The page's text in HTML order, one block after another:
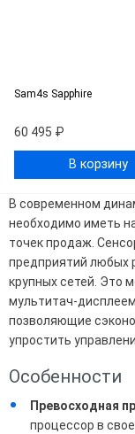
Sam4s Sapphire
60 495 ₽
В корзину
В современном
необходимо иметь
точек продаж.
предприятий любых
крупных сетей. Это
мультитач-
позволяющие
упростить
Особенности
Превосходная
процессор в